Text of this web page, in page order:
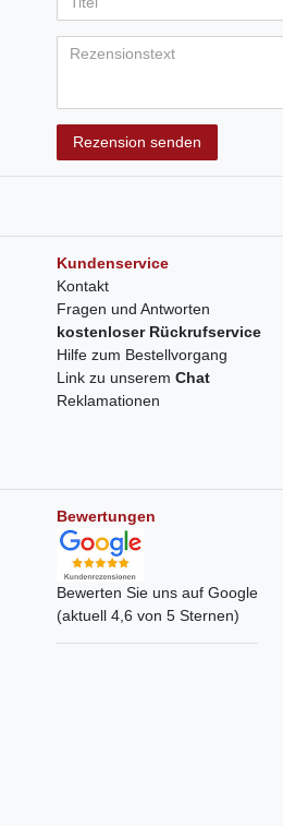
Rezension senden
Kundenservice
Kontakt
Fragen und Antworten
kostenloser Rückrufservice
Hilfe zum Bestellvorgang
Link zu unserem Chat
Reklamationen
Bewertungen
Bewerten Sie uns auf Google
(aktuell 4,6 von 5 Sternen)